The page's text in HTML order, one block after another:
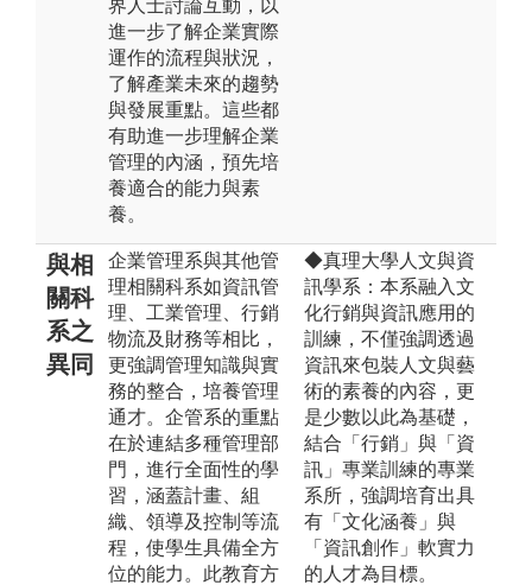
界人士討論互動，以
進一步了解企業實際
運作的流程與狀況，
了解產業未來的趨勢
與發展重點。這些都
有助進一步理解企業
管理的內涵，預先培
養適合的能力與素
養。
與相
關科
系之
異同
企業管理系與其他管
理相關科系如資訊管
理、工業管理、行銷
物流及財務等相比，
更強調管理知識與實
務的整合，培養管理
通才。企管系的重點
在於連結多種管理部
門，進行全面性的學
習，涵蓋計畫、組
織、領導及控制等流
程，使學生具備全方
位的能力。此教育方
◆真理大學人文與資
訊學系：本系融入文
化行銷與資訊應用的
訓練，不僅強調透過
資訊來包裝人文與藝
術的素養的內容，更
是少數以此為基礎，
結合「行銷」與「資
訊」專業訓練的專業
系所，強調培育出具
有「文化涵養」與
「資訊創作」軟實力
的人才為目標。